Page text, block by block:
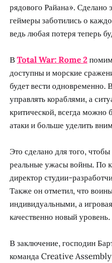
рядового Райана». Сделано
геймеры заботились о
ведь любая потеря теперь
ВTotal War: Rome 2
доступны и морские
будет вести одновременно.
управлять кораблями, а
критической, всегда можно
атаки и больше уделить
Это сделано для того,
реальные ужасы войны. По
директор студии-
Также он отметил, что
индивидуальными, а
качественно новый уровень.
В заключение, господин
команда Creative Assembly